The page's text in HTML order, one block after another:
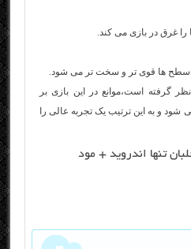
را غرق در بازی می کند.
سطح ها قوی تر و سخت تر می شود.
گرفته است،موانع در این بازی بر
و به این ترتیب یک تجربه عالی را